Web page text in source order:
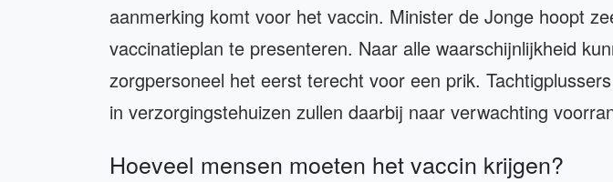
aanmerking komt voor het vaccin. Minister de Jonge hoopt
vaccinatieplan te presenteren. Naar alle waarschijnlijkheid
zorgpersoneel het eerst terecht voor een prik.
in verzorgingstehuizen zullen daarbij naar verwachting
Hoeveel mensen moeten het vaccin krijgen?